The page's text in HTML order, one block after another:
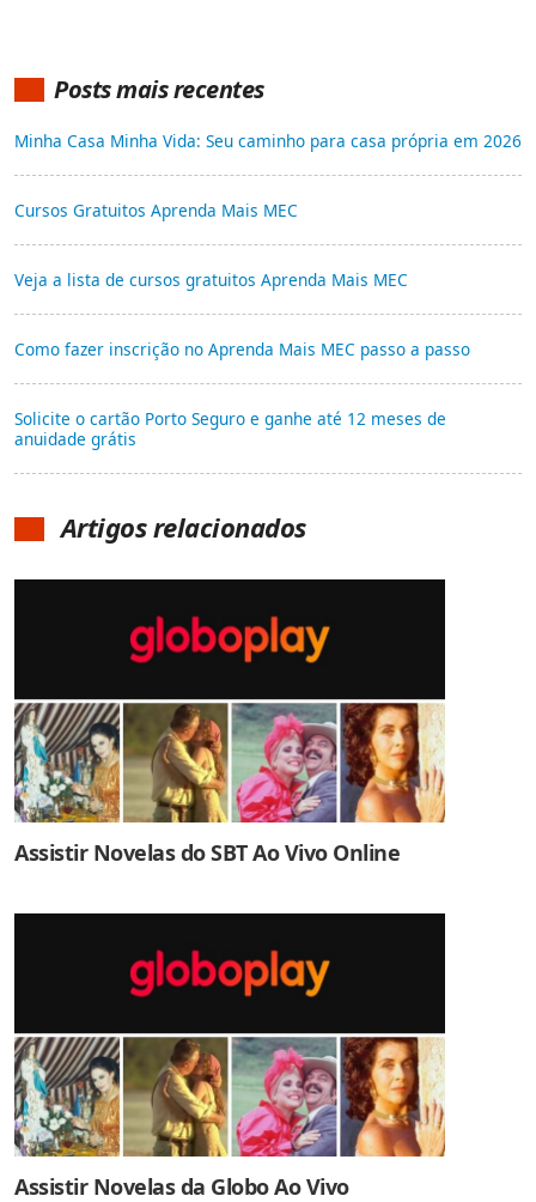
Posts mais recentes
Minha Casa Minha Vida: Seu caminho para casa própria em 2026
Cursos Gratuitos Aprenda Mais MEC
Veja a lista de cursos gratuitos Aprenda Mais MEC
Como fazer inscrição no Aprenda Mais MEC passo a passo
Solicite o cartão Porto Seguro e ganhe até 12 meses de
anuidade grátis
Artigos relacionados
Assistir Novelas do SBT Ao Vivo Online
Assistir Novelas da Globo Ao Vivo